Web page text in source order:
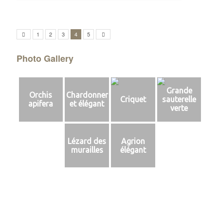
1 2 3 4 5
Photo Gallery
Orchis
apifera
Chardonner
et élégant
Criquet
Grande
sauterelle
verte
Lézard des
murailles
Agrion
élégant